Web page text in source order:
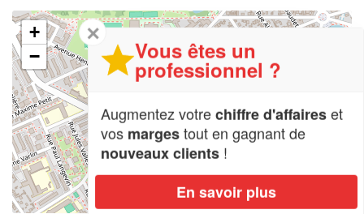
+
−
Leaflet| Map data ©OpenStreetMap contributors,CC-BY-SA
✕
Vous êtes un
professionnel ?
Augmentez votrechiffre d'affaireset
vos margestout en gagnant de
nouveaux clients !
En savoir plus